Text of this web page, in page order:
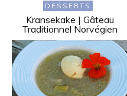
DESSERTS
Kransekake | Gâteau
Traditionnel Norvégien